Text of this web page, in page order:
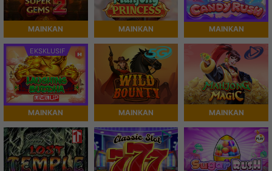
MAINKAN MAINKAN MAINKAN
EKSKLUSIF
MAINKAN MAINKAN MAINKAN